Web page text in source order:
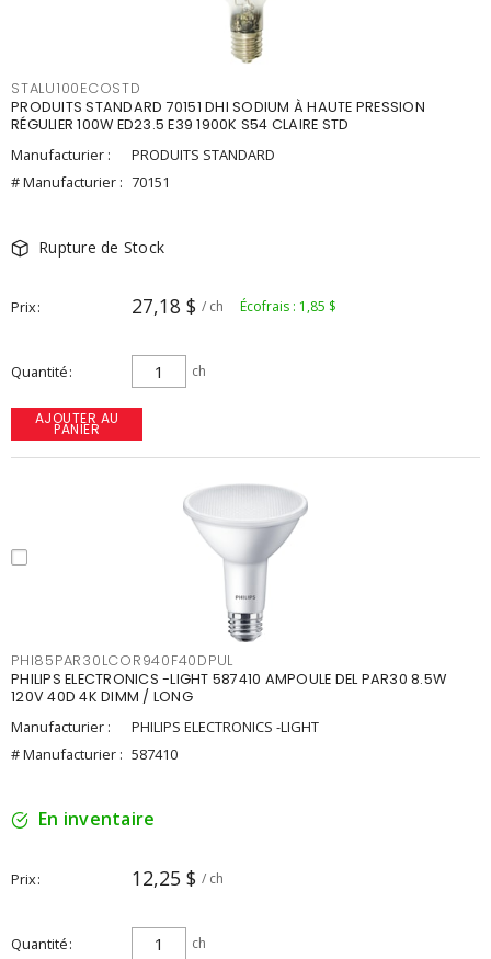
STALU100ECOSTD
PRODUITS STANDARD 70151 DHI SODIUM À HAUTE PRESSION
RÉGULIER 100W ED23.5 E39 1900K S54 CLAIRE STD
Manufacturier :
PRODUITS STANDARD
# Manufacturier : 70151
Rupture de Stock
Prix 27,18 $ / ch Écofrais : 1,85 $
Quantité ch
AJOUTER AU
PANIER
PHI85PAR30LCOR940F40DPUL
PHILIPS ELECTRONICS -LIGHT 587410 AMPOULE DEL PAR30 8.5W
120V 40D 4K DIMM / LONG
Manufacturier :
PHILIPS ELECTRONICS -LIGHT
# Manufacturier : 587410
En inventaire
Prix 12,25 $ / ch
Quantité ch